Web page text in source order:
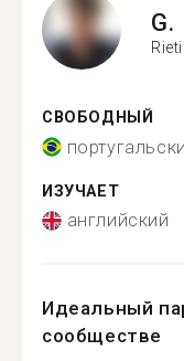
G.
Rieti
СВОБОДНЫЙ
ИЗУЧАЕТ
английский
Идеальный
сообществе